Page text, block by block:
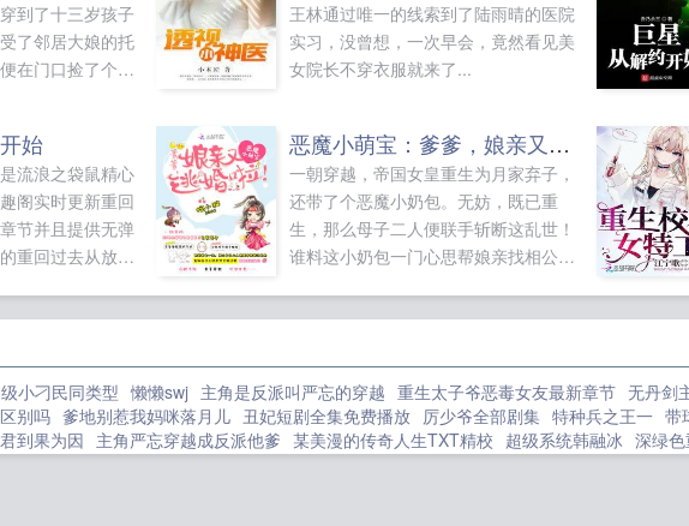
到了十三岁孩子
了邻居大娘的托
在门口捡了个哑
关键小毛孩的身
是皇后托孤给自
是什么奇特的托
？！小毛孩和她
个局她怎么
凑过来。这局，
在咫尺的俊脸。
娇王爷蹲在屋
。怎料到，媳妇
子！顿时酸的咬
那傻子抗走，换
嘴一撇。那多不
王林通过唯一的线索到了陆雨晴的医院
实习，没曾想，一次早会，竟然看见美
女院长不穿衣服就来了...
始
流浪之袋鼠精心
阁实时更新重回
节并且提供无弹
重回过去从放牧
恶魔小萌宝：爹爹，娘亲又逃婚啦
一朝穿越，帝国女皇重生为月家弃子，
还带了个恶魔小奶包。无妨，既已重
生，那么母子二人便联手斩断这乱世！
谁料这小奶包一门心思帮娘亲找相公！
要月倾欢忍无可忍，将小包子扔到门外
出去面壁！结果，月倾欢当晚便被一只
魔尊床咚！月倾欢被某尊压得一脸懵
逼。孤以帝称自谓！你敢娶孤？有个
小刁民同类型 懒懒swj 主角是反派叫严忘的穿越 重生太子爷恶毒女友最新章节 无丹剑
别吗 爹地别惹我妈咪落月儿 丑妃短剧全集免费播放 厉少爷全部剧集 特种兵之王一 带
到果为因 主角严忘穿越成反派他爹 某美漫的传奇人生TXT精校 超级系统韩融冰 深绿